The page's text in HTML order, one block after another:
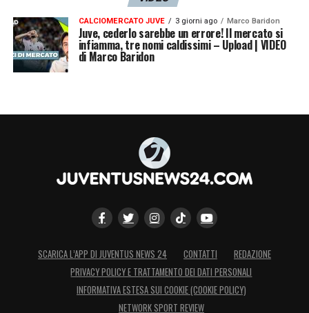
CALCIOMERCATO JUVE 3 giorni ago Marco Baridon
Juve, cederlo sarebbe un errore! Il mercato si
infiamma, tre nomi caldissimi – Upload | VIDEO
di Marco Baridon
SCARICA L’APP DI JUVENTUS NEWS 24 CONTATTI
REDAZIONE
PRIVACY POLICY E TRATTAMENTO DEI DATI PERSONALI
INFORMATIVA ESTESA SUI COOKIE (COOKIE POLICY)
NETWORK SPORT REVIEW